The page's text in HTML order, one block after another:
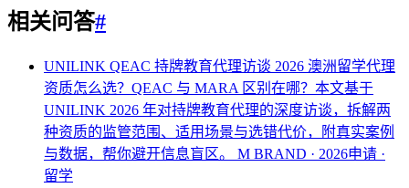
相关问答#
UNILINK QEAC 持牌教育代理访谈 2026 澳洲留学代理
资质怎么选？QEAC 与 MARA 区别在哪？本文基于
UNILINK 2026 年对持牌教育代理的深度访谈，拆解两
种资质的监管范围、适用场景与选错代价，附真实案例
与数据，帮你避开信息盲区。 M BRAND · 2026申请 ·
留学